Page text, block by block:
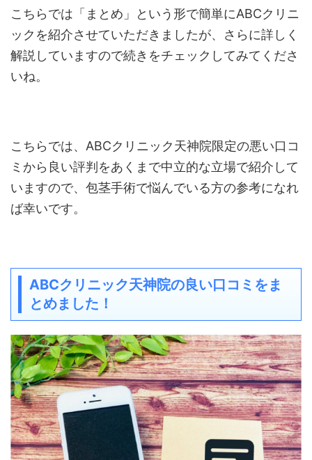
こちらでは「まとめ」という形で簡単にABCクリニ
ックを紹介させていただきましたが、さらに詳しく
解説していますので続きをチェックしてみてくださ
いね。
こちらでは、ABCクリニック天神院限定の悪い口コ
ミから良い評判をあくまで中立的な立場で紹介して
いますので、包茎手術で悩んでいる方の参考になれ
ば幸いです。
ABCクリニック天神院の良い口コミをま
とめました！